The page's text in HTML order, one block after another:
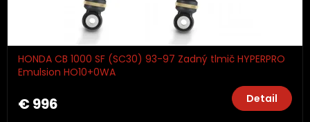
HONDA CB 1000 SF (SC30) 93-97 Zadný tlmič HYPERPRO
Emulsion HO10+0WA
€ 996 Detail